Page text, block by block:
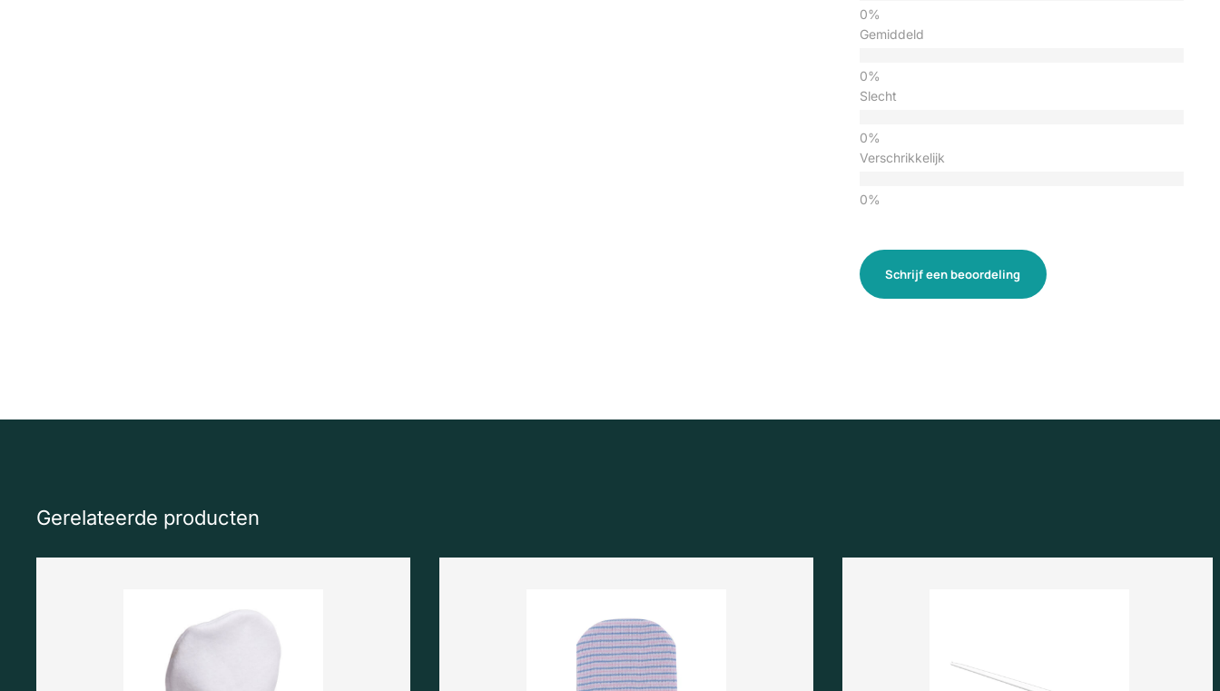
Gemiddeld
Slecht
Verschrikkelijk
Schrijf een beoordeling
Gerelateerde producten